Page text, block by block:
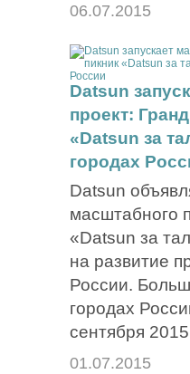
06.07.2015
Datsun
проект:
«Datsun за
городах
Datsun
масштабного
«Datsun за
на развитие
России.
городах
сентября 2015
01.07.2015